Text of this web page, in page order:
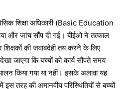
शिक्षा अधिकारी (Basic Education
और जांच सौंप दी गई। बीईओ ने तत्काल
शिक्षकों की जवाबदेही तय करने के लिए
जाएगा कि बच्चों को कार्य सौंपते समय
किया गया या नहीं। इसके अलावा यह
इस तरह की अमानवीय परिस्थितियों से बच्चों